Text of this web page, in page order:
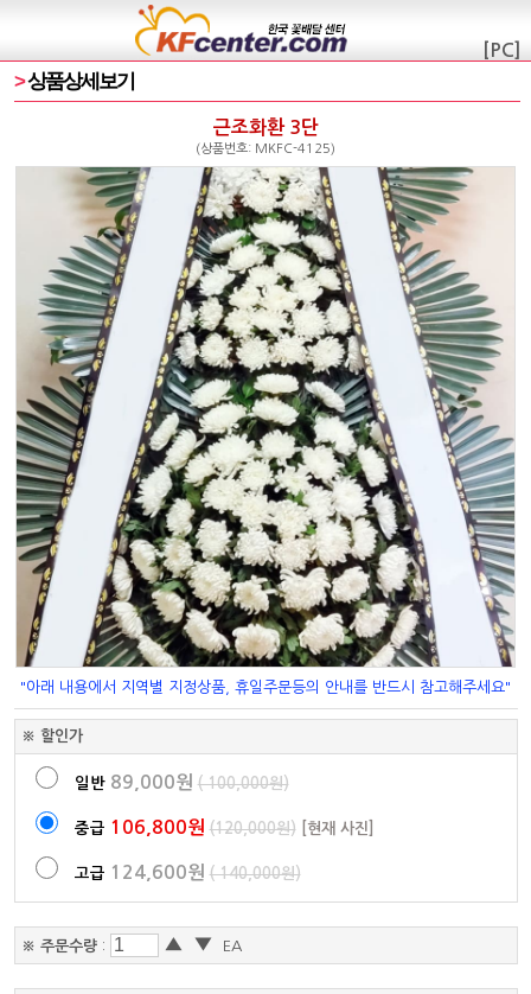
[PC]
>상품상세보기
근조화환 3단
(상품번호: MKFC-4125)
"아래 내용에서 지역별 지정상품, 휴일주문등의 안내를 반드시 참고해주세요"
※ 할인가
일반 89,000원 ( 100,000원)
중급 106,800원 (120,000원) [현재 사진]
고급 124,600원 ( 140,000원)
※ 주문수량: ▲ ▼ EA